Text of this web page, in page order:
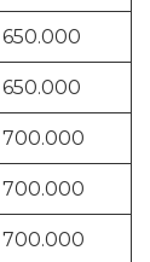
650.000
650.000
700.000
700.000
700.000